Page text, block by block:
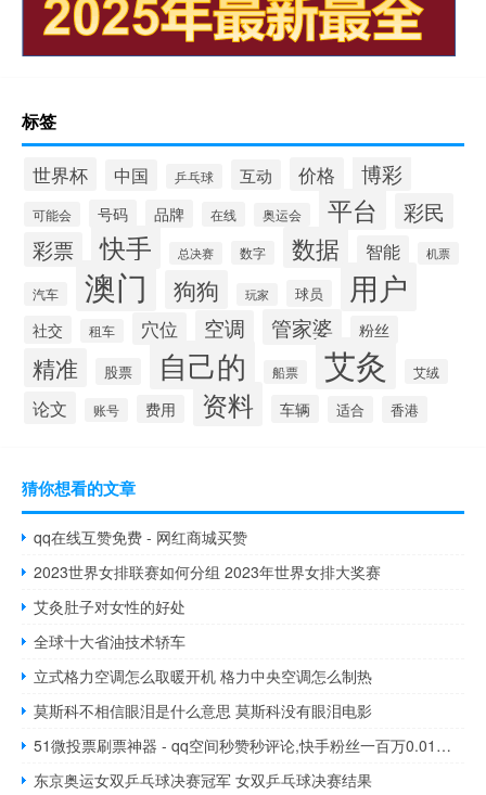
标签
世界杯 中国 乒乓球 互动 价格 博彩
可能会 号码 品牌 在线 奥运会 平台 彩民
彩票 快手 总决赛 数字 数据 智能 机票
汽车 澳门 狗狗 玩家 球员 用户
社交 租车 穴位 空调 管家婆 粉丝
精准 股票 自己的 船票 艾灸 艾绒
论文 账号 费用 资料 车辆 适合 香港
猜你想看的文章
qq在线互赞免费 - 网红商城买赞
2023世界女排联赛如何分组 2023年世界女排大奖赛
艾灸肚子对女性的好处
全球十大省油技术轿车
立式格力空调怎么取暖开机 格力中央空调怎么制热
莫斯科不相信眼泪是什么意思 莫斯科没有眼泪电影
51微投票刷票神器 - qq空间秒赞秒评论,快手粉丝一百万0.01园小白龙马山肥大地房产装修网站
东京奥运女双乒乓球决赛冠军 女双乒乓球决赛结果